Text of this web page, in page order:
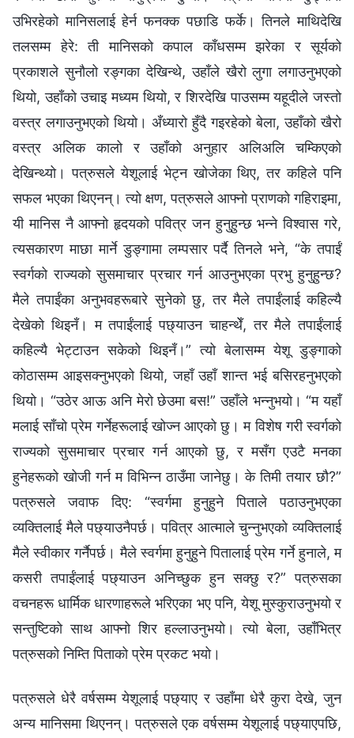
उभिरहेको मानिसलाई हेर्न फनक्क पछाडि फर्के। तिनले माथिदेखि
तलसम्म हेरे: ती मानिसको कपाल काँधसम्म झरेका र सूर्यको
प्रकाशले सुनौलो रङ्गका देखिन्थे, उहाँले खैरो लुगा लगाउनुभएको
थियो, उहाँको उचाइ मध्यम थियो, र शिरदेखि पाउसम्म यहूदीले जस्तो
वस्त्र लगाउनुभएको थियो। अँध्यारो हुँदै गइरहेको बेला, उहाँको खैरो
वस्त्र अलिक कालो र उहाँको अनुहार अलिअलि चम्किएको
देखिन्थ्यो। पत्रुसले येशूलाई भेट्न खोजेका थिए, तर कहिले पनि
सफल भएका थिएनन्। त्यो क्षण, पत्रुसले आफ्नो प्राणको गहिराइमा,
यी मानिस नै आफ्नो हृदयको पवित्र जन हुनुहुन्छ भन्ने विश्‍वास गरे,
त्यसकारण माछा मार्ने डुङ्गामा लम्पसार पर्दै तिनले भने, “के तपाईं
स्वर्गको राज्यको सुसमाचार प्रचार गर्न आउनुभएका प्रभु हुनुहुन्छ?
मैले तपाईंका अनुभवहरूबारे सुनेको छु, तर मैले तपाईंलाई कहिल्यै
देखेको थिइनँ। म तपाईंलाई पछ्याउन चाहन्थेँ, तर मैले तपाईंलाई
कहिल्यै भेट्टाउन सकेको थिइनँ।” त्यो बेलासम्म येशू डुङ्गाको
कोठासम्म आइसक्‍नुभएको थियो, जहाँ उहाँ शान्त भई बसिरहनुभएको
थियो। “उठेर आऊ अनि मेरो छेउमा बस!” उहाँले भन्‍नुभयो। “म यहाँ
मलाई साँचो प्रेम गर्नेहरूलाई खोज्न आएको छु। म विशेष गरी स्वर्गको
राज्यको सुसमाचार प्रचार गर्न आएको छु, र मसँग एउटै मनका
हुनेहरूको खोजी गर्न म विभिन्‍न ठाउँमा जानेछु। के तिमी तयार छौ?”
पत्रुसले जवाफ दिए: “स्वर्गमा हुनुहुने पिताले पठाउनुभएका
व्यक्तिलाई मैले पछ्याउनैपर्छ। पवित्र आत्माले चुन्‍नुभएको व्यक्तिलाई
मैले स्वीकार गर्नैपर्छ। मैले स्वर्गमा हुनुहुने पितालाई प्रेम गर्ने हुनाले, म
कसरी तपाईंलाई पछ्याउन अनिच्छुक हुन सक्छु र?” पत्रुसका
वचनहरू धार्मिक धारणाहरूले भरिएका भए पनि, येशू मुस्कुराउनुभयो र
सन्तुष्टिको साथ आफ्नो शिर हल्लाउनुभयो। त्यो बेला, उहाँभित्र
पत्रुसको निम्ति पिताको प्रेम प्रकट भयो।
पत्रुसले धेरै वर्षसम्म येशूलाई पछ्याए र उहाँमा धेरै कुरा देखे, जुन
अन्य मानिसमा थिएनन्। पत्रुसले एक वर्षसम्म येशूलाई पछ्याएपछि,